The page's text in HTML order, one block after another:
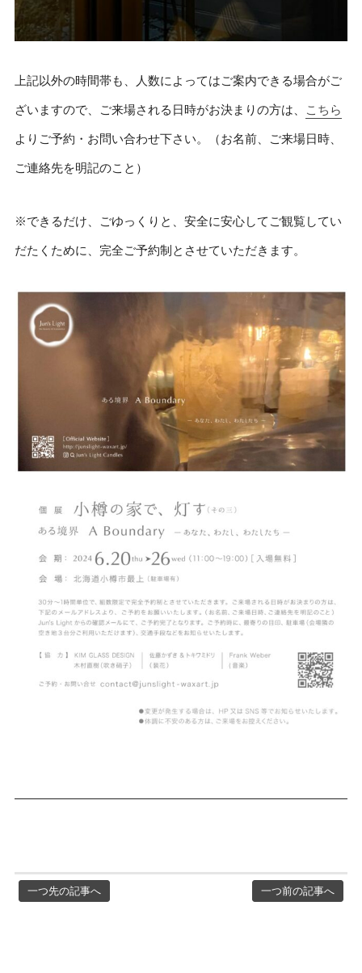
上記以外の時間帯も、人数によってはご案内できる場合がご
ざいますので、ご来場される日時がお決まりの方は、 こちら
よりご予約・お問い合わせ下さい。（お名前、ご来場日時、
ご連絡先を明記のこと）
※できるだけ、ごゆっくりと、安全に安心してご観覧してい
だたくために、完全ご予約制とさせていただきます。
一つ先の記事へ 一つ前の記事へ